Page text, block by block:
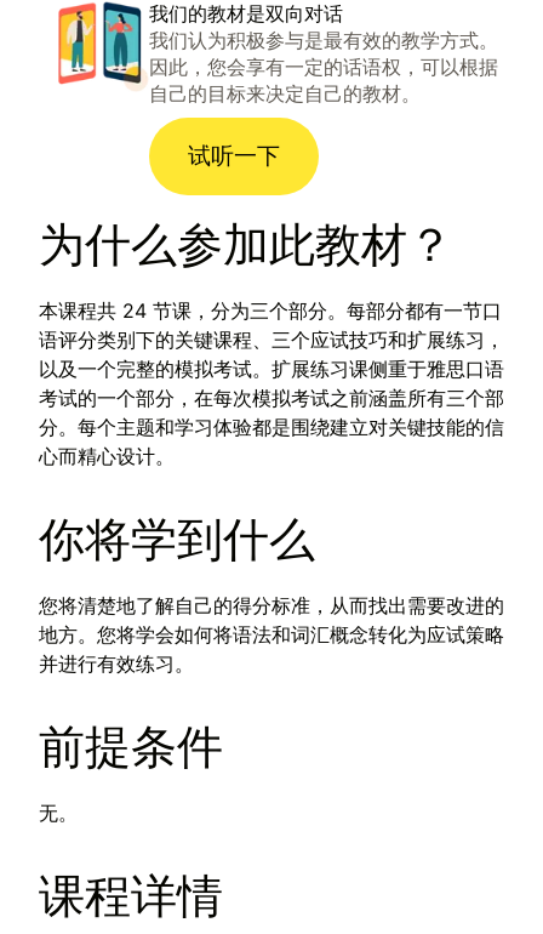
我们的教材是双向对话
我们认为积极参与是最有效的教学方式。
因此，您会享有一定的话语权，可以根据
自己的目标来决定自己的教材。
试听一下
为什么参加此教材？
本课程共 24 节课，分为三个部分。每部分都有一节口
语评分类别下的关键课程、三个应试技巧和扩展练习，
以及一个完整的模拟考试。扩展练习课侧重于雅思口语
考试的一个部分，在每次模拟考试之前涵盖所有三个部
分。每个主题和学习体验都是围绕建立对关键技能的信
心而精心设计。
你将学到什么
您将清楚地了解自己的得分标准，从而找出需要改进的
地方。您将学会如何将语法和词汇概念转化为应试策略
并进行有效练习。
前提条件
无。
课程详情